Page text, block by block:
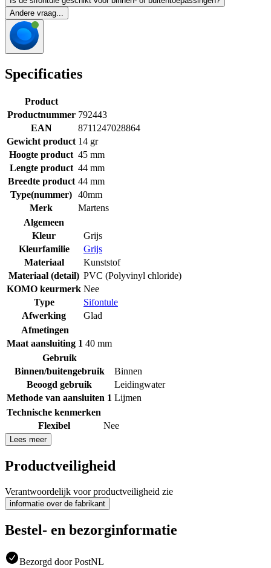
Andere vraag...
Specificaties
Product
Productnummer 792443
EAN
8711247028864
Gewicht product 14 gr
Hoogte product 45 mm
Lengte product 44 mm
Breedte product 44 mm
Type(nummer) 40mm
Merk
Martens
Algemeen
Kleur
Grijs
Kleurfamilie
Grijs
Materiaal
Kunststof
Materiaal (detail) PVC (Polyvinyl chloride)
KOMO keurmerk Nee
Type
Sifontule
Afwerking
Glad
Afmetingen
Maat aansluiting 1 40 mm
Gebruik
Binnen/buitengebruik
Binnen
Beoogd gebruik
Leidingwater
Methode van aansluiten 1 Lijmen
Technische kenmerken
Flexibel
Nee
Lees meer
Productveiligheid
Verantwoordelijk voor productveiligheid zie
informatie over de fabrikant
Bestel- en bezorginformatie
Bezorgd door PostNL